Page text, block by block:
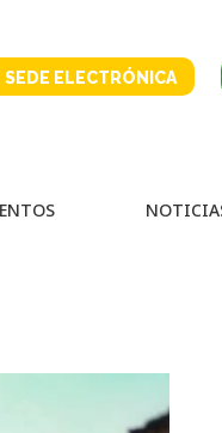
SEDE ELECTRÓNICA